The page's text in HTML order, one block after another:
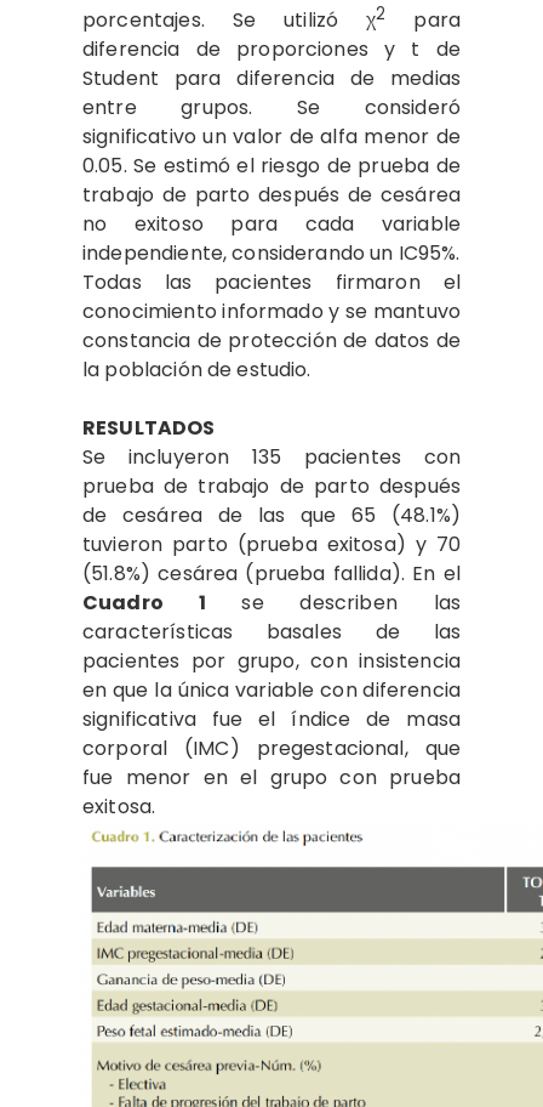
porcentajes. Se utilizó χ2 para
diferencia de proporciones y t de
Student para diferencia de medias
entre grupos. Se consideró
significativo un valor de alfa menor de
0.05. Se estimó el riesgo de prueba de
trabajo de parto después de cesárea
no exitoso para cada variable
independiente, considerando un IC95%.
Todas las pacientes firmaron el
conocimiento informado y se mantuvo
constancia de protección de datos de
la población de estudio.
RESULTADOS
Se incluyeron 135 pacientes con
prueba de trabajo de parto después
de cesárea de las que 65 (48.1%)
tuvieron parto (prueba exitosa) y 70
(51.8%) cesárea (prueba fallida). En el
Cuadro 1 se describen las
características basales de las
pacientes por grupo, con insistencia
en que la única variable con diferencia
significativa fue el índice de masa
corporal (IMC) pregestacional, que
fue menor en el grupo con prueba
exitosa.